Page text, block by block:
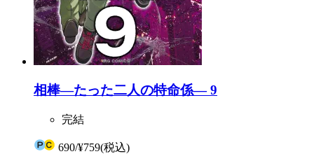
相棒―たった二人の特命係― 9
完結
690/¥759(税込)